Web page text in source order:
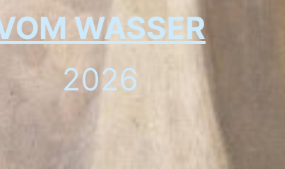
WASSER
2026